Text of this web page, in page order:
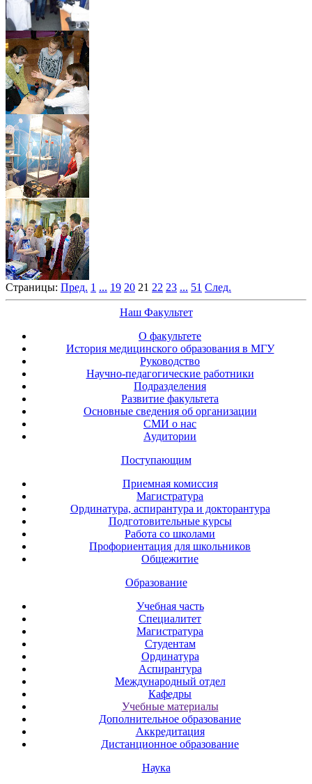
Страницы: Пред. 1 ... 19 20 21 22 23 ... 51 След.
Наш Факультет
О факультете
История медицинского образования в МГУ
Руководство
Научно-педагогические работники
Подразделения
Развитие факультета
Основные сведения об организации
СМИ о нас
Аудитории
Поступающим
Приемная комиссия
Магистратура
Ординатура, аспирантура и докторантура
Подготовительные курсы
Работа со школами
Профориентация для школьников
Общежитие
Образование
Учебная часть
Специалитет
Магистратура
Студентам
Ординатура
Аспирантура
Международный отдел
Кафедры
Учебные материалы
Дополнительное образование
Аккредитация
Дистанционное образование
Наука